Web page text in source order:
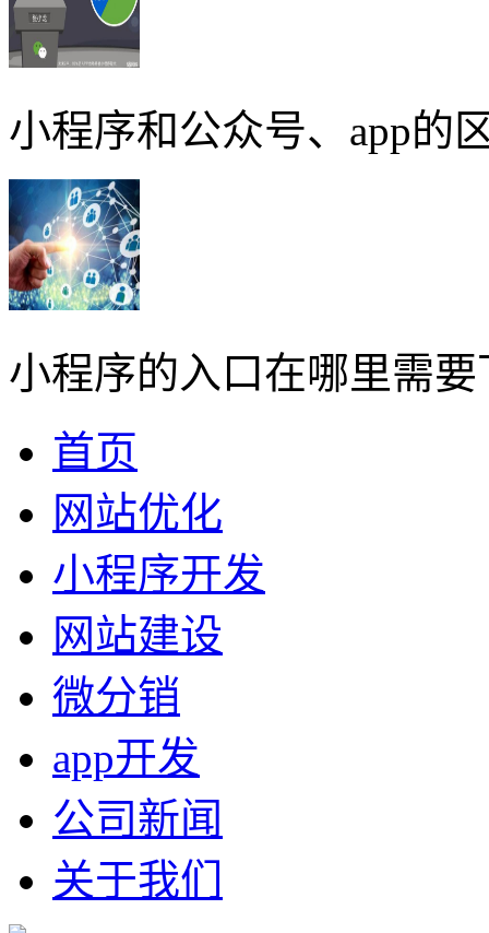
小程序和公众号、app的
小程序的入口在哪里需要
首页
网站优化
小程序开发
网站建设
微分销
app开发
公司新闻
关于我们